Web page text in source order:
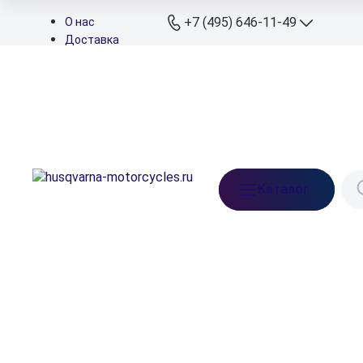
О нас
Доставка
+7 (495) 646-11-49
info@husqvarna-
motorcycles.ru